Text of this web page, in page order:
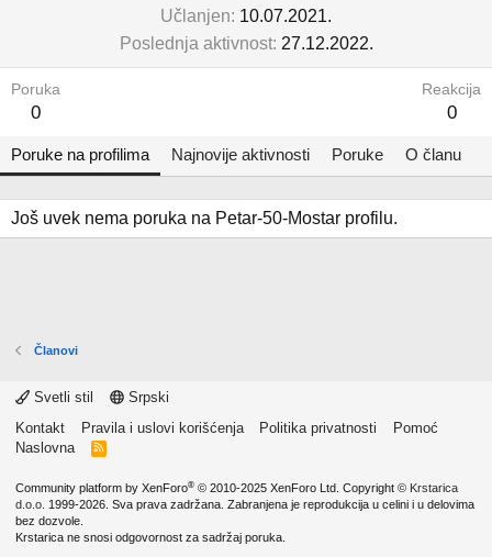
Učlanjen 10.07.2021.
Poslednja aktivnost 27.12.2022.
Poruka
0
Reakcija
0
Poruke na profilima Najnovije aktivnosti Poruke O članu
Još uvek nema poruka na Petar-50-Mostar profilu.
Članovi
Svetli stil
Srpski
Kontakt
Pravila i uslovi korišćenja Politika privatnosti
Pomoć
Naslovna
R
Community platform by XenForo® © 2010-2025 XenForo Ltd. Copyright © Krstarica
d.o.o. 1999-2026. Sva prava zadržana. Zabranjena je reprodukcija u celini i u delovima
bez dozvole.
Krstarica ne snosi odgovornost za sadržaj poruka.